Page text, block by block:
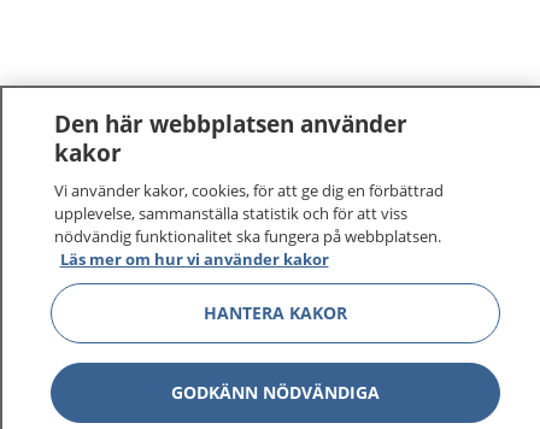
1177–tryggt om din hälsa och vård
På 1177.se får du råd om hälsa och information om
sjukdomar och vilka mottagningar du kan kontakta.
Logga in för att läsa din journal och göra dina
Den här webbplatsen använder
kakor
Vi använder kakor, cookies, för att ge dig en förbättrad
upplevelse, sammanställa statistik och för att viss
nödvändig funktionalitet ska fungera på webbplatsen.
Läs mer om hur vi använder kakor
HANTERA KAKOR
GODKÄNN NÖDVÄNDIGA